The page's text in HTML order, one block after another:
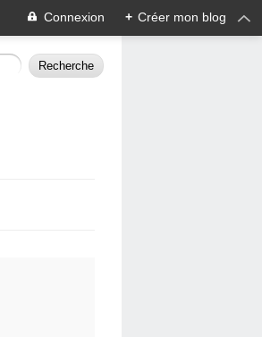
Connexion + Créer mon blog